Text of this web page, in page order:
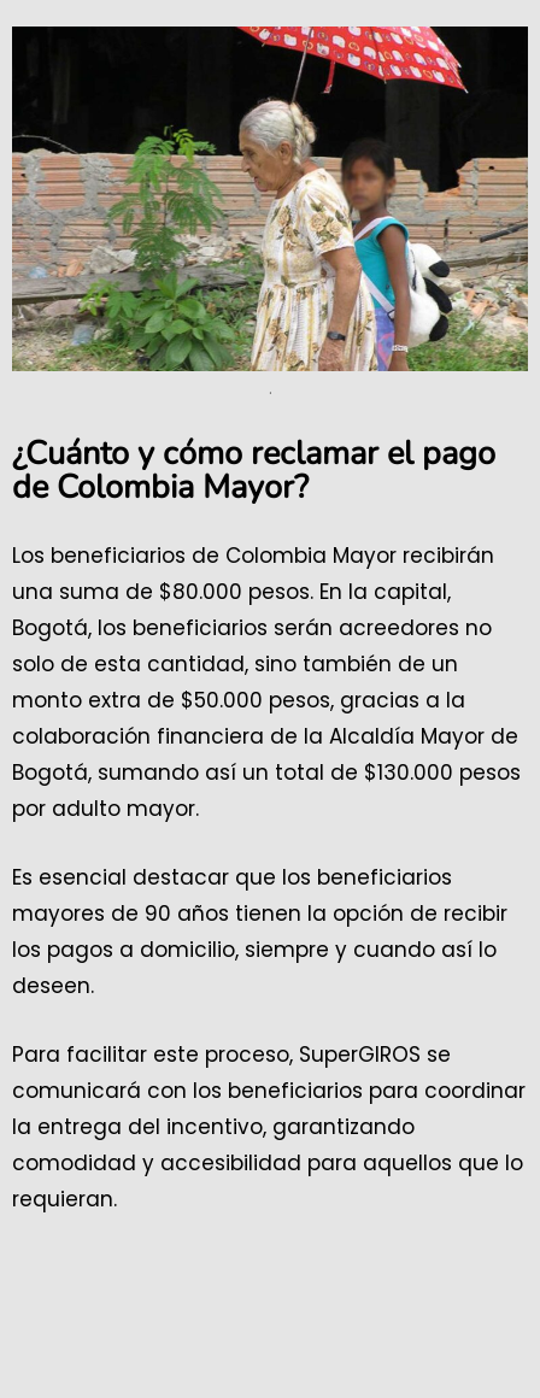
.
¿Cuánto y cómo reclamar el pago
de Colombia Mayor?
Los beneficiarios de Colombia Mayor recibirán
una suma de $80.000 pesos. En la capital,
Bogotá, los beneficiarios serán acreedores no
solo de esta cantidad, sino también de un
monto extra de $50.000 pesos, gracias a la
colaboración financiera de la Alcaldía Mayor de
Bogotá, sumando así un total de $130.000 pesos
por adulto mayor.
Es esencial destacar que los beneficiarios
mayores de 90 años tienen la opción de recibir
los pagos a domicilio, siempre y cuando así lo
deseen.
Para facilitar este proceso, SuperGIROS se
comunicará con los beneficiarios para coordinar
la entrega del incentivo, garantizando
comodidad y accesibilidad para aquellos que lo
requieran.